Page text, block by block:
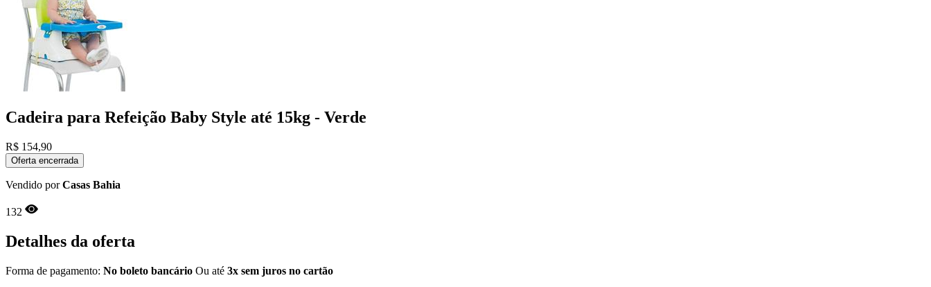
Cadeira para Refeição Baby Style até 15kg - Verde
R$ 154,90
Oferta encerrada
Vendido porCasas Bahia
132
Detalhes da oferta
Forma de pagamento: No boleto bancário Ou até 3x sem juros no cartão